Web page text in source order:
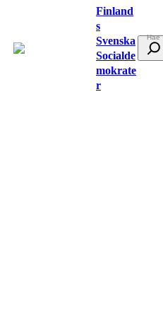
Finland
s
Svenska
Socialde
mokrate
r
ö